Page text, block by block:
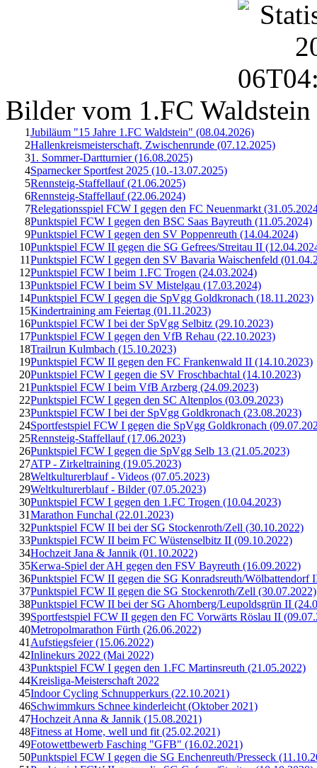
Bilder vom 1.FC Waldstein
1Jubiläum "15 Jahre 1.FC Waldstein" (08.04.2026)
2Hallenkreismeisterschaft, Zwischenrunde (07.12.2025)
31. Sommer-Dartturnier (16.08.2025)
4Sparnecker Sportfest 2025 (10.-13.07.2025)
5Rennsteig-Staffellauf (21.06.2025)
6Rennsteig-Staffellauf (22.06.2024)
7Relegationsspiel FCW I gegen den FC Neuenmarkt
8Punktspiel FCW I gegen den BSC Saas Bayreuth (11.05.2024)
9Punktspiel FCW I gegen den SV Poppenreuth (14.04.2024)
10Punktspiel FCW II gegen die SG Gefrees/Streitau II
11Punktspiel FCW I gegen den SV Bavaria Waischenfeld
12Punktspiel FCW I beim 1.FC Trogen (24.03.2024)
13Punktspiel FCW I beim SV Mistelgau (17.03.2024)
14Punktspiel FCW I gegen die SpVgg Goldkronach (18.11.2023)
15Kindertraining am Feiertag (01.11.2023)
16Punktspiel FCW I bei der SpVgg Selbitz (29.10.2023)
17Punktspiel FCW I gegen den VfB Rehau (22.10.2023)
18Trailrun Kulmbach (15.10.2023)
19Punktspiel FCW II gegen den FC Frankenwald II (14.10.2023)
20Punktspiel FCW I gegen die SV Froschbachtal (14.10.2023)
21Punktspiel FCW I beim VfB Arzberg (24.09.2023)
22Punktspiel FCW I gegen den SC Altenplos (03.09.2023)
23Punktspiel FCW I bei der SpVgg Goldkronach (23.08.2023)
24Sportfestspiel FCW I gegen die SpVgg Goldkronach
25Rennsteig-Staffellauf (17.06.2023)
26Punktspiel FCW I gegen die SpVgg Selb 13 (21.05.2023)
27ATP - Zirkeltraining (19.05.2023)
28Weltkulturerblauf - Videos (07.05.2023)
29Weltkulturerblauf - Bilder (07.05.2023)
30Punktspiel FCW I gegen den 1.FC Trogen (10.04.2023)
31Marathon Funchal (22.01.2023)
32Punktspiel FCW II bei der SG Stockenroth/Zell (30.10.2022)
33Punktspiel FCW II beim FC Wüstenselbitz II (09.10.2022)
34Hochzeit Jana & Jannik (01.10.2022)
35Kerwa-Spiel der AH gegen den FSV Bayreuth (16.09.2022)
36Punktspiel FCW II gegen die SG Konradsreuth/Wölbattendorf
37Punktspiel FCW II gegen die SG Stockenroth/Zell (30.07.2022)
38Punktspiel FCW II bei der SG Ahornberg/Leupoldsgrün II
39Sportfestspiel FCW II gegen den FC Vorwärts Röslau II
40Metropolmarathon Fürth (26.06.2022)
41 Aufstiegsfeier (15.06.2022)
42Inlinekurs 2022 (Mai 2022)
43Punktspiel FCW I gegen den 1.FC Martinsreuth (21.05.2022)
44Kreisliga-Meisterschaft 2022
45Indoor Cycling Schnupperkurs (22.10.2021)
46Schwimmkurs Schnee kinderleicht (Oktober 2021)
47Hochzeit Anna & Jannik (15.08.2021)
48Fitness at Home, well und fit (25.02.2021)
49Fotowettbewerb Fasching "GFB" (16.02.2021)
50Punktspiel FCW I gegen die SG Enchenreuth/Presseck